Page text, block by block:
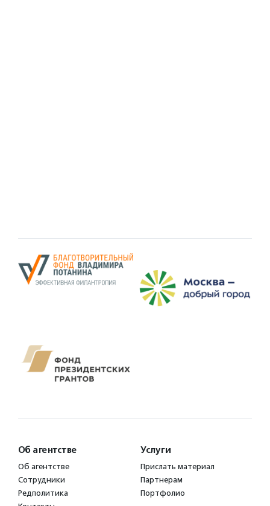
Об агентстве
Об агентстве
Сотрудники
Редполитика
Услуги
Прислать материал
Партнерам
Портфолио